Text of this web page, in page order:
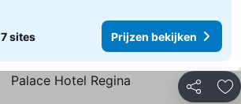
7 sites Prijzen bekijken
Delen